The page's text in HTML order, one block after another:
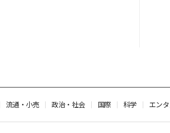
流通・小売 政治・社会 国際 科学 エンタ